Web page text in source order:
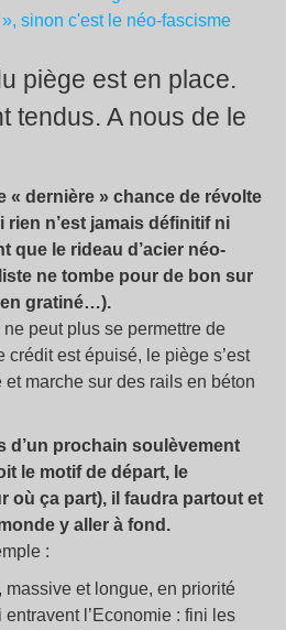
piège est en place.
tendus. A nous de le
« dernière » chance de révolte
n’est jamais définitif ni
que le rideau d’acier néo-
ne tombe pour de bon sur
gratiné…).
peut plus se permettre de
crédit est épuisé, le piège s’est
marche sur des rails en béton
d’un prochain soulèvement
le motif de départ, le
où ça part), il faudra partout et
y aller à fond.
:
massive et longue, en priorité
l’Economie : fini les